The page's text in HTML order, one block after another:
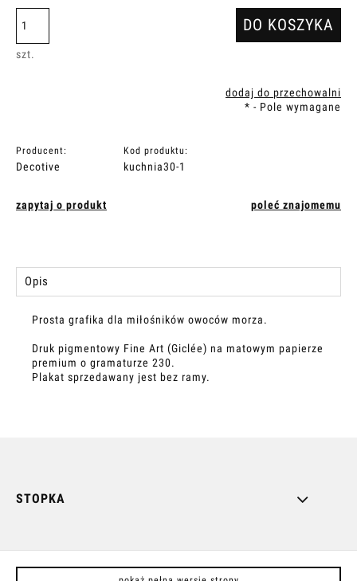
szt.
DO KOSZYKA
dodaj do przechowalni
* - Pole wymagane
Producent:
Decotive
Kod produktu:
kuchnia30-1
zapytaj o produkt poleć znajomemu
Opis
Prosta grafika dla miłośników owoców morza.
Druk pigmentowy Fine Art (Giclée) na matowym papierze
premium o gramaturze 230.
Plakat sprzedawany jest bez ramy.
STOPKA